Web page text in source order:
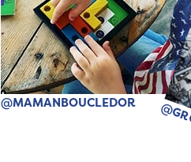
@MAMANBOUCLEDOR